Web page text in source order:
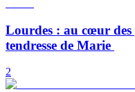
Lourdes : au cœur des
tendresse de Marie
2